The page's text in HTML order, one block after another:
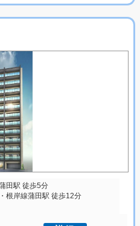
田駅 徒歩5分
根岸線蒲田駅 徒歩12分